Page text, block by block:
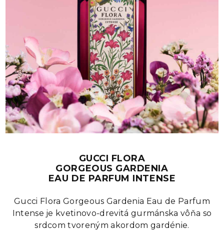
GUCCI FLORA
GORGEOUS GARDENIA
EAU DE PARFUM INTENSE
Gucci Flora Gorgeous Gardenia Eau de Parfum
Intense je kvetinovo-drevitá gurmánska vôňa so
srdcom tvoreným akordom gardénie.